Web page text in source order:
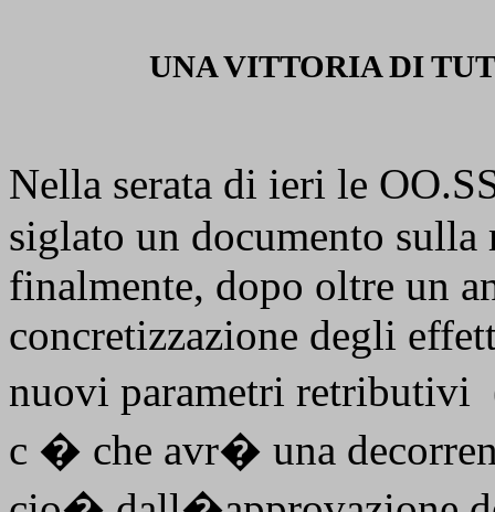
UNA VITTORIA DI
Nella serata di ieri le
siglato un documento
finalmente, dopo oltre un
concretizzazione degli
nuovi parametri retributivi
c � che avr� una